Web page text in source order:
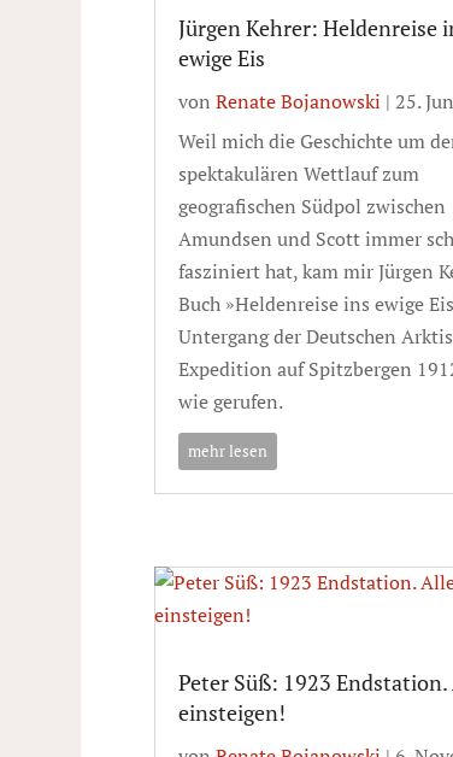
Jürgen Kehrer: Heldenreise
ewige Eis
von Renate Bojanowski | 25.
Weil mich die Geschichte um
spektakulären Wettlauf zum
geografischen Südpol zwischen
Amundsen und Scott immer
fasziniert hat, kam mir Jürgen
Buch »Heldenreise ins ewige
Untergang der Deutschen
Expedition auf Spitzbergen
wie gerufen.
mehr lesen
Peter Süß: 1923 Endstation.
einsteigen!